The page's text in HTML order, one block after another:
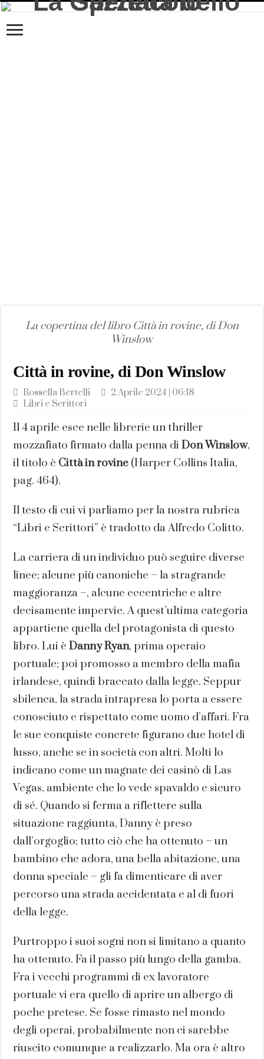
La copertina del libro Città in rovine, di Don
Winslow
Città in rovine, di Don Winslow
Rossella Bertelli
2 Aprile 2024 | 06:18
Libri e Scrittori
Il 4 aprile esce nelle librerie un thriller
mozzafiato firmato dalla penna diDon Winslow,
il titolo è Città in rovine (Harper Collins Italia,
pag. 464).
Il testo di cui vi parliamo per la nostra rubrica
“Libri e Scrittori” è tradotto da Alfredo Colitto.
La carriera di un individuo può seguire diverse
linee; alcune più canoniche – la stragrande
maggioranza –, alcune eccentriche e altre
decisamente impervie. A quest’ultima categoria
appartiene quella del protagonista di questo
libro. Lui èDanny Ryan, prima operaio
portuale; poi promosso a membro della mafia
irlandese, quindi braccato dalla legge. Seppur
sbilenca, la strada intrapresa lo porta a essere
conosciuto e rispettato come uomo d’affari. Fra
le sue conquiste concrete figurano due hotel di
lusso, anche se in società con altri. Molti lo
indicano come un magnate dei casinò di Las
Vegas, ambiente che lo vede spavaldo e sicuro
di sé. Quando si ferma a riflettere sulla
situazione raggiunta, Danny è preso
dall’orgoglio; tutto ciò che ha ottenuto – un
bambino che adora, una bella abitazione, una
donna speciale – gli fa dimenticare di aver
percorso una strada accidentata e al di fuori
della legge.
Purtroppo i suoi sogni non si limitano a quanto
ha ottenuto. Fa il passo più lungo della gamba.
Fra i vecchi programmi di ex lavoratore
portuale vi era quello di aprire un albergo di
poche pretese. Se fosse rimasto nel mondo
degli operai, probabilmente non ci sarebbe
riuscito comunque a realizzarlo. Ma ora è altro